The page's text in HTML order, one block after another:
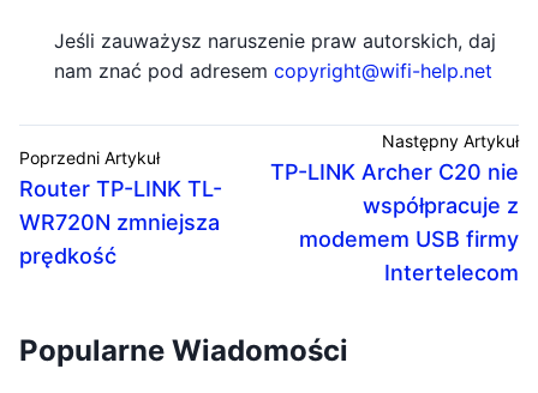
Jeśli zauważysz naruszenie praw autorskich, daj
nam znać pod adresem copyright@wifi-help.net
Poprzedni Artykuł
Router TP-LINK TL-
WR720N zmniejsza
prędkość
Następny Artykuł
TP-LINK Archer C20 nie
współpracuje z
modemem USB firmy
Intertelecom
Popularne Wiadomości